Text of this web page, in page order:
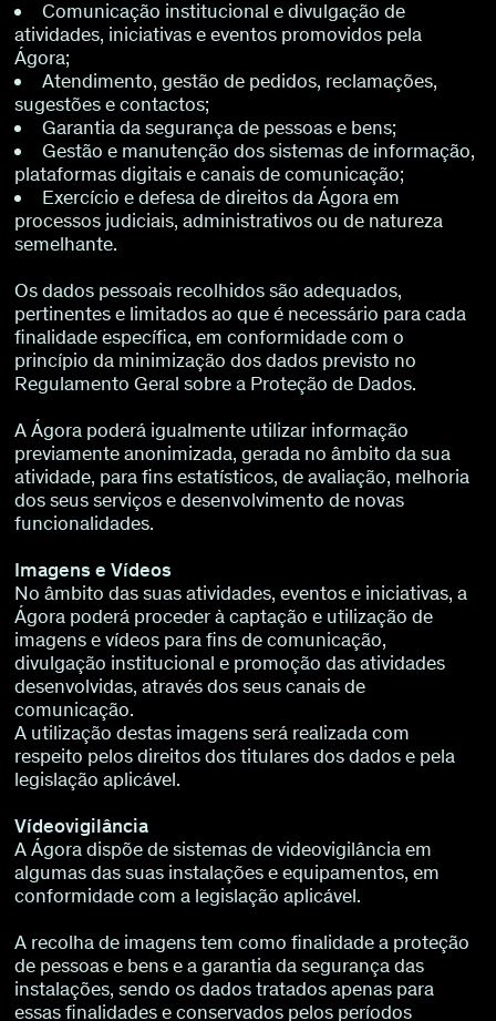
Comunicação institucional e divulgação de
atividades, iniciativas e eventos promovidos pela
Ágora;
Atendimento, gestão de pedidos, reclamações,
sugestões e contactos;
Garantia da segurança de pessoas e bens;
Gestão e manutenção dos sistemas de informação,
plataformas digitais e canais de comunicação;
Exercício e defesa de direitos da Ágora em
processos judiciais, administrativos ou de natureza
semelhante.
Os dados pessoais recolhidos são adequados,
pertinentes e limitados ao que é necessário para cada
finalidade específica, em conformidade com o
princípio da minimização dos dados previsto no
Regulamento Geral sobre a Proteção de Dados.
A Ágora poderá igualmente utilizar informação
previamente anonimizada, gerada no âmbito da sua
atividade, para fins estatísticos, de avaliação, melhoria
dos seus serviços e desenvolvimento de novas
funcionalidades.
Imagens e Vídeos
No âmbito das suas atividades, eventos e iniciativas, a
Ágora poderá proceder à captação e utilização de
imagens e vídeos para fins de comunicação,
divulgação institucional e promoção das atividades
desenvolvidas, através dos seus canais de
comunicação.
A utilização destas imagens será realizada com
respeito pelos direitos dos titulares dos dados e pela
legislação aplicável.
Vídeovigilância
A Ágora dispõe de sistemas de videovigilância em
algumas das suas instalações e equipamentos, em
conformidade com a legislação aplicável.
A recolha de imagens tem como finalidade a proteção
de pessoas e bens e a garantia da segurança das
instalações, sendo os dados tratados apenas para
essas finalidades e conservados pelos períodos